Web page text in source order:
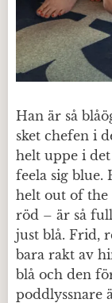
Han är så
sket chefen i
helt uppe i
feela sig blue.
helt out of the
röd – är så
just blå. Frid,
bara rakt av
blå och den
poddlyssnare